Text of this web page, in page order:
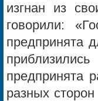
изгнан из
говорили:
предпринята
предпринята
разных